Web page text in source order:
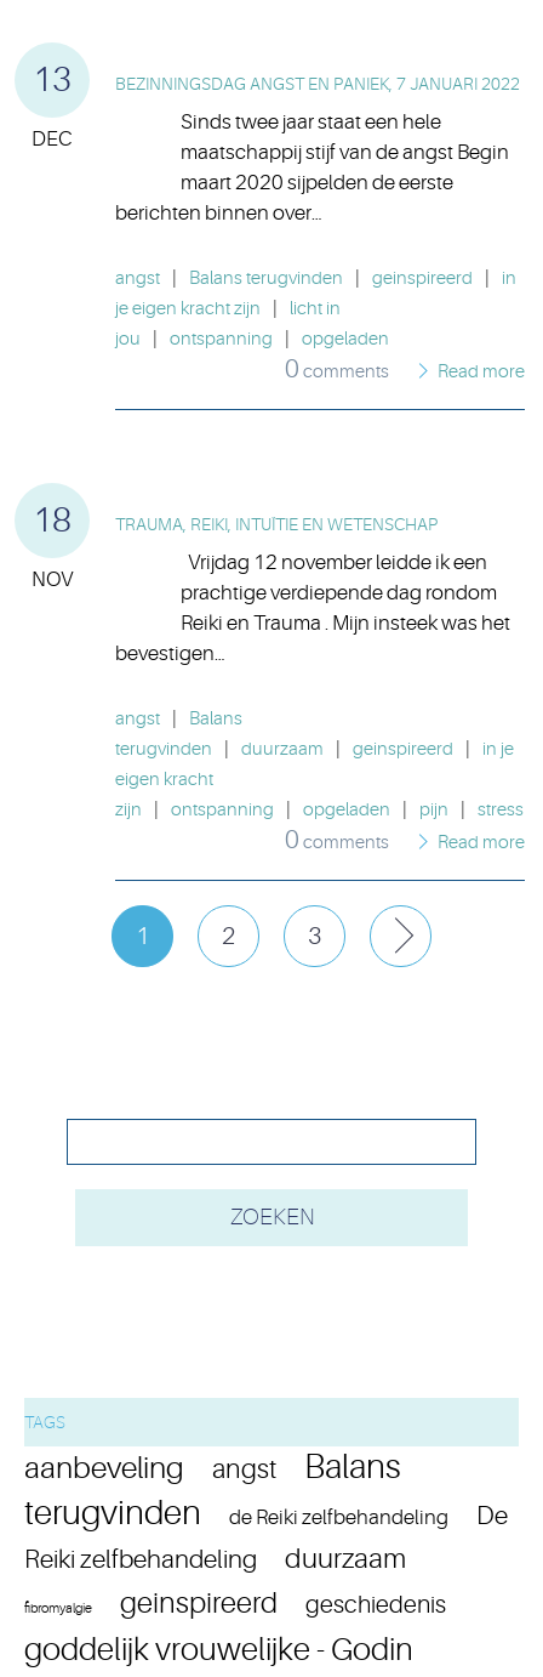
13
DEC
BEZINNINGSDAG ANGST EN PANIEK, 7 JANUARI 2022
Sinds twee jaar staat een hele
maatschappij stijf van de angst Begin
maart 2020 sijpelden de eerste
berichten binnen over…
angst Balans terugvinden geinspireerd
in
je eigen kracht zijn
licht in
jou
ontspanning opgeladen
0 comments Read more
18
NOV
TRAUMA, REIKI, INTUÏTIE EN WETENSCHAP
Vrijdag 12 november leidde ik een
prachtige verdiepende dag rondom
Reiki en Trauma . Mijn insteek was het
bevestigen…
angst
Balans
terugvinden
duurzaam geinspireerd
in je
eigen kracht
zijn
ontspanning opgeladen pijn stress
0 comments Read more
1 2 3
TAGS
aanbeveling angst
Balans
terugvinden
de Reiki zelfbehandeling
De
Reiki zelfbehandeling
duurzaam
fibromyalgie geinspireerd geschiedenis
goddelijk vrouwelijke - Godin